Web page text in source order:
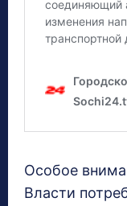
Особое
Власти